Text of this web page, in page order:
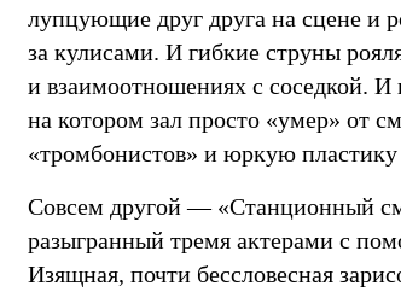
лупцующие друг друга на сцене и
за кулисами. И гибкие струны
и взаимоотношениях с соседкой. И
на котором зал просто «умер» от
«тромбонистов» и юркую
Совсем другой — «Станционный
разыгранный тремя актерами с
Изящная, почти бессловесная